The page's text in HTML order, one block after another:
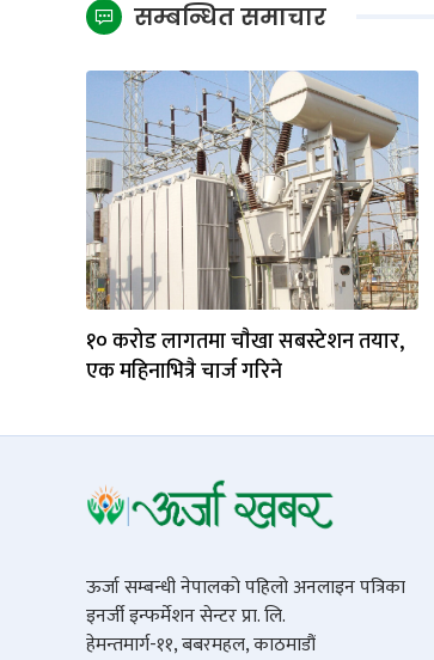
सम्बन्धित समाचार
१० करोड लागतमा चाैखा सबस्टेशन तयार,
एक महिनाभित्रै चार्ज गरिने
ऊर्जा सम्बन्धी नेपालको पहिलो अनलाइन पत्रिका
इनर्जी इन्फर्मेशन सेन्टर प्रा. लि.
हेमन्तमार्ग-११, बबरमहल, काठमाडौं